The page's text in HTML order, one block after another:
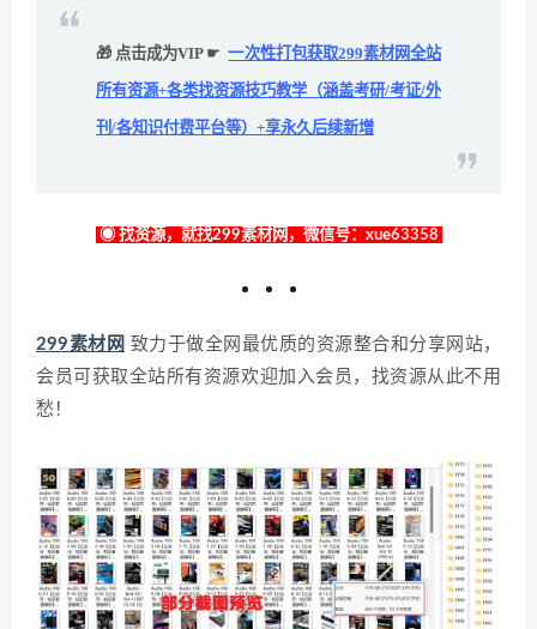
🎁 点击成为VIP ☛ 一次性打包获取299素材网全站
所有资源+各类找资源技巧教学（涵盖考研/考证/外
刊/各知识付费平台等）+享永久后续新增
◉ 找资源，就找299素材网，微信号：xue63358
299素材网 致力于做全网最优质的资源整合和分享网站，
会员可获取全站所有资源欢迎加入会员，找资源从此不用
愁！